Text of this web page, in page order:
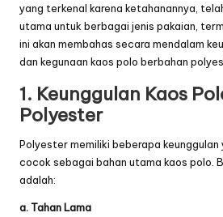
yang terkenal karena ketahanannya,
utama untuk berbagai jenis pakaian,
ini akan membahas secara mendalam
dan kegunaan kaos polo berbahan
1. Keunggulan Kaos
Polyester
Polyester memiliki beberapa keunggulan
cocok sebagai bahan utama kaos polo.
adalah:
a. Tahan Lama